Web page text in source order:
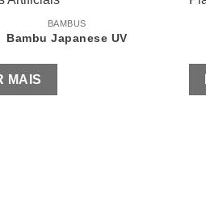
BAMBUS
Bambu Japanese UV
MAIS